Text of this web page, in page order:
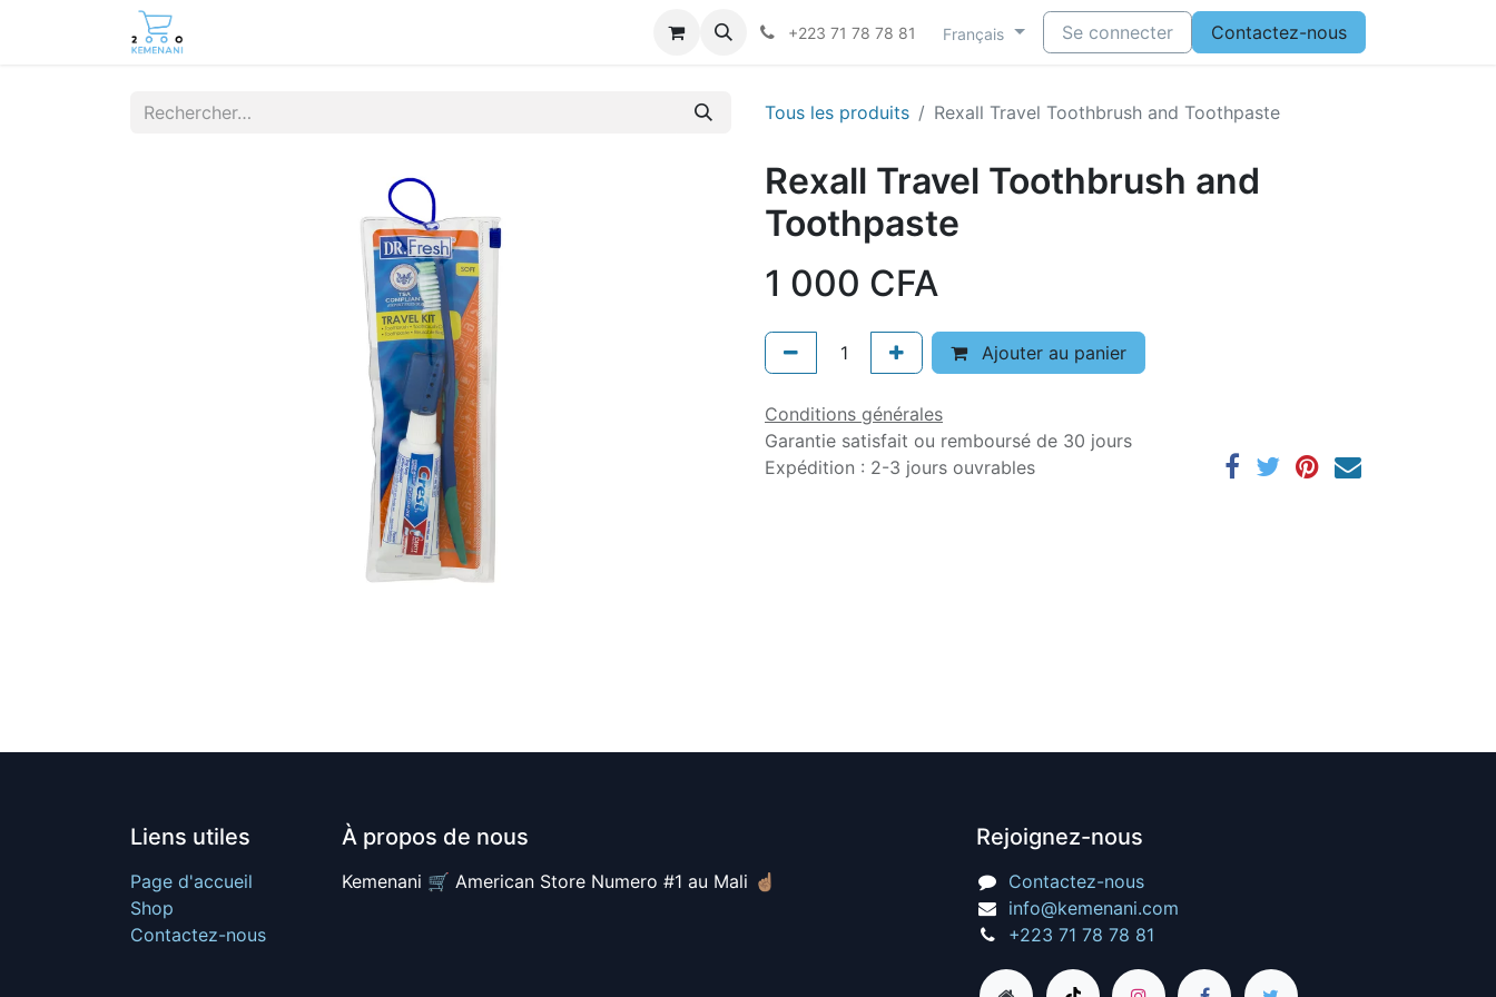
+223 71 78 78 81 Français Se connecter Contactez-nous
Tous les produits Rexall Travel Toothbrush and Toothpaste
Rexall Travel Toothbrush and
Toothpaste
1 000 CFA
Ajouter au panier
Conditions générales
Garantie satisfait ou remboursé de 30 jours
Expédition : 2-3 jours ouvrables
Liens utiles
Page d'accueil
Shop
Contactez-nous
À propos de nous
Kemenani 🛒 American Store Numero #1 au Mali ☝🏽
Rejoignez-nous
Contactez-nous
info@kemenani.com
+223 71 78 78 81